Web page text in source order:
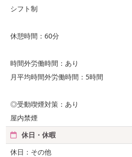
シフト制
休憩時間：60分
時間外労働時間：あり
月平均時間外労働時間：5時間
◎受動喫煙対策：あり
屋内禁煙
休日・休暇
休日：その他